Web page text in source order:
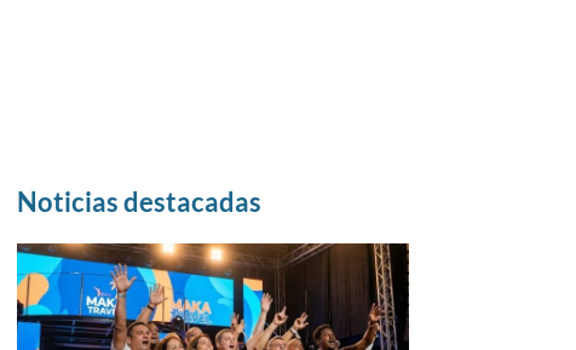
Noticias destacadas